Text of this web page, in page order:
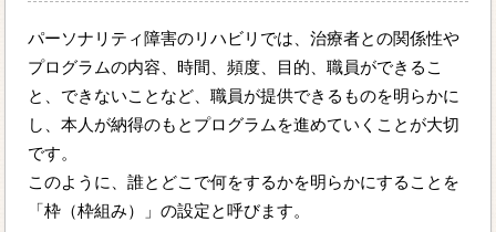
パーソナリティ障害のリハビリでは、治療者との関係性や
プログラムの内容、時間、頻度、目的、職員ができるこ
と、できないことなど、職員が提供できるものを明らかに
し、本人が納得のもとプログラムを進めていくことが大切
です。
このように、誰とどこで何をするかを明らかにすることを
「枠（枠組み）」の設定と呼びます。